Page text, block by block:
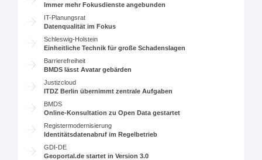
Immer mehr Fokusdienste angebunden
IT-Planungsrat
Datenqualität im Fokus
Schleswig-Holstein
Einheitliche Technik für große Schadenslagen
Barrierefreiheit
BMDS lässt Avatar gebärden
Justizcloud
ITDZ Berlin übernimmt zentrale Aufgaben
BMDS
Online-Konsultation zu Open Data gestartet
Registermodernisierung
Identitätsdatenabruf im Regelbetrieb
GDI-DE
Geoportal.de startet in Version 3.0